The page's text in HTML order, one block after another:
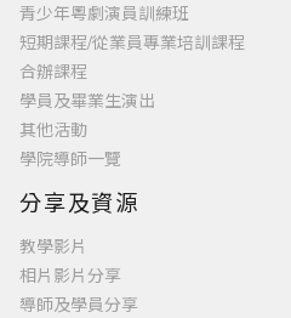
青少年粵劇演員訓練班
短期課程/從業員專業培訓課程
合辦課程
學員及畢業生演出
其他活動
學院導師一覽
分享及資源
教學影片
相片影片分享
導師及學員分享